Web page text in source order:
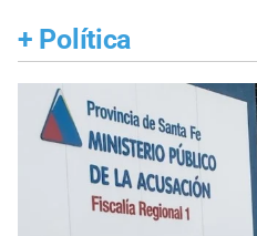
+ Política